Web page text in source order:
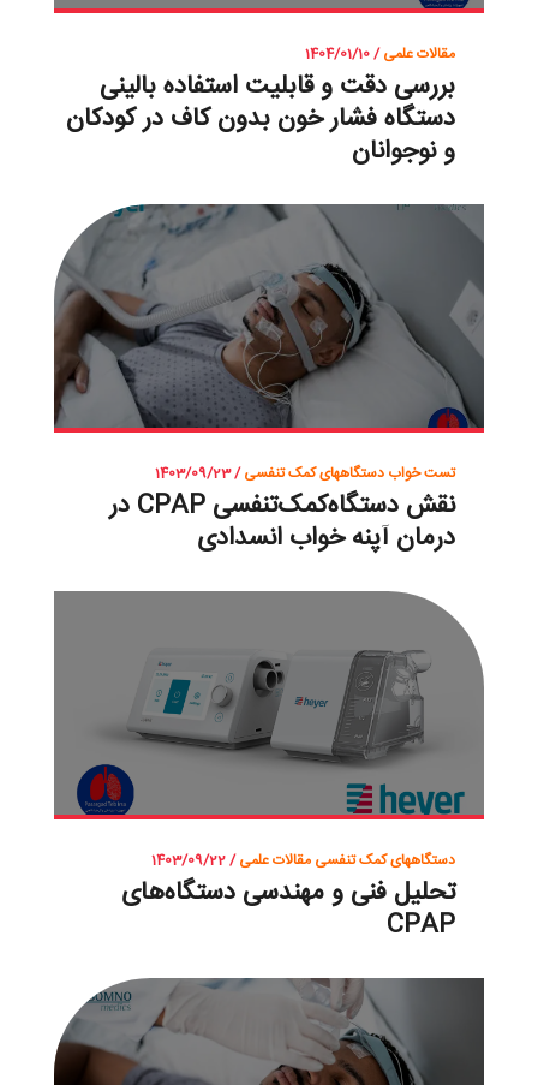
مقالات علمی/ 1404/01/10
بررسی دقت و قابلیت استفاده بالینی
دستگاه فشار خون بدون کاف در کودکان
و نوجوانان
تست خواب دستگاههای کمک تنفسی/ 1403/09/23
نقش دستگاه‌کمک‌تنفسی CPAP در
درمان آپنه خواب انسدادی
دستگاههای کمک تنفسی مقالات علمی/ 1403/09/22
تحلیل فنی و مهندسی دستگاه‌های
CPAP